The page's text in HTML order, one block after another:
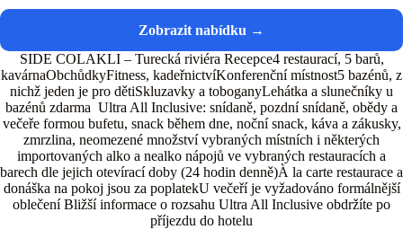
SIDE COLAKLI – Turecká riviéra Recepce4 restaurací, 5 barů,
kavárnaObchůdkyFitness, kadeřnictvíKonferenční místnost5 bazénů, z
nichž jeden je pro dětiSkluzavky a toboganyLehátka a slunečníky u
bazénů zdarma Ultra All Inclusive: snídaně, pozdní snídaně, obědy a
večeře formou bufetu, snack během dne, noční snack, káva a zákusky,
zmrzlina, neomezené množství vybraných místních i některých
importovaných alko a nealko nápojů ve vybraných restauracích a
barech dle jejich otevírací doby (24 hodin denně)À la carte restaurace a
donáška na pokoj jsou za poplatekU večeří je vyžadováno formálnější
oblečení Bližší informace o rozsahu Ultra All Inclusive obdržíte po
příjezdu do hotelu